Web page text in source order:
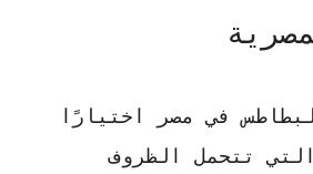
في مصر اختيارًا
تتحمل الظروف